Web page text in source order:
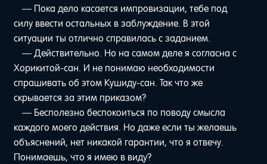
— Пока дело касается импровизации, тебе под
силу ввести остальных в заблуждение. В этой
ситуации ты отлично справилась с заданием.
— Действительно. Но на самом деле я согласна с
Хорикитой-сан. И не понимаю необходимости
спрашивать об этом Кушиду-сан. Так что же
скрывается за этим приказом?
— Бесполезно беспокоиться по поводу смысла
каждого моего действия. Но даже если ты желаешь
объяснений, нет никакой гарантии, что я отвечу.
Понимаешь, что я имею в виду?